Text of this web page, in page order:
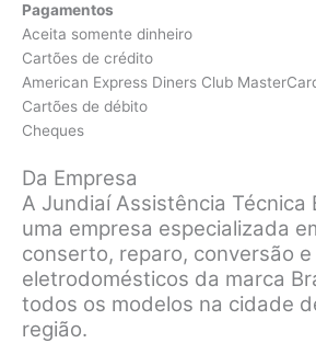
Pagamentos
Aceita somente dinheiro
Cartões de crédito
American Express Diners Club
Cartões de débito
Cheques
Da Empresa
A Jundiaí Assistência Técnica
uma empresa especializada
conserto, reparo, conversão
eletrodomésticos da marca
todos os modelos na cidade
região.